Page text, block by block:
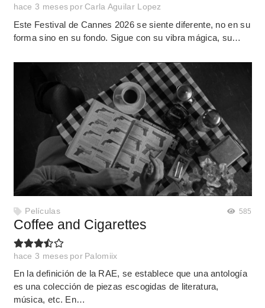
hace 3 meses por Carla Aguilar Lopez
Este Festival de Cannes 2026 se siente diferente, no en su
forma sino en su fondo. Sigue con su vibra mágica, su…
Películas 585
Coffee and Cigarettes
hace 3 meses por Palomiix
En la definición de la RAE, se establece que una antología
es una colección de piezas escogidas de literatura,
música, etc. En…